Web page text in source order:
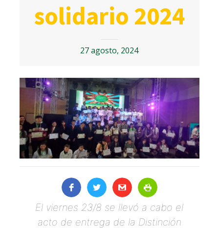
solidario 2024
27 agosto, 2024
El viernes 23/8 se llevó a cabo el
acto de entrega de la Distinción